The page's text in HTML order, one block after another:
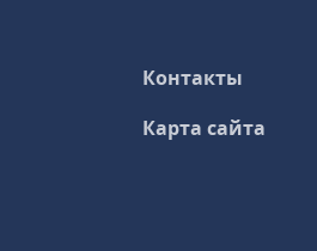
Контакты
Карта сайта